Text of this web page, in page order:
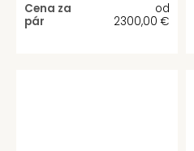
Cena za
pár
od
2300,00 €